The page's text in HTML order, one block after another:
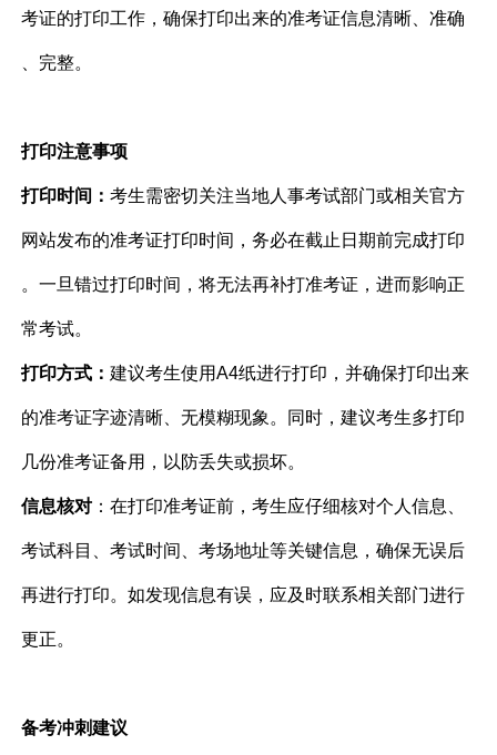
考证的打印工作，确保打印出来的准考证信息清晰、准确
、完整。
打印注意事项
打印时间：考生需密切关注当地人事考试部门或相关官方
网站发布的准考证打印时间，务必在截止日期前完成打印
。一旦错过打印时间，将无法再补打准考证，进而影响正
常考试。
打印方式：建议考生使用A4纸进行打印，并确保打印出来
的准考证字迹清晰、无模糊现象。同时，建议考生多打印
几份准考证备用，以防丢失或损坏。
信息核对 ：在打印准考证前，考生应仔细核对个人信息、
考试科目、考试时间、考场地址等关键信息，确保无误后
再进行打印。如发现信息有误，应及时联系相关部门进行
更正。
备考冲刺建议